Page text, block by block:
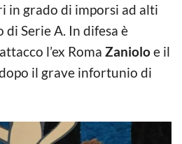
in grado di imporsi ad alti
Serie A. In difesa è
l’ex Roma Zanioloe il
il grave infortunio di